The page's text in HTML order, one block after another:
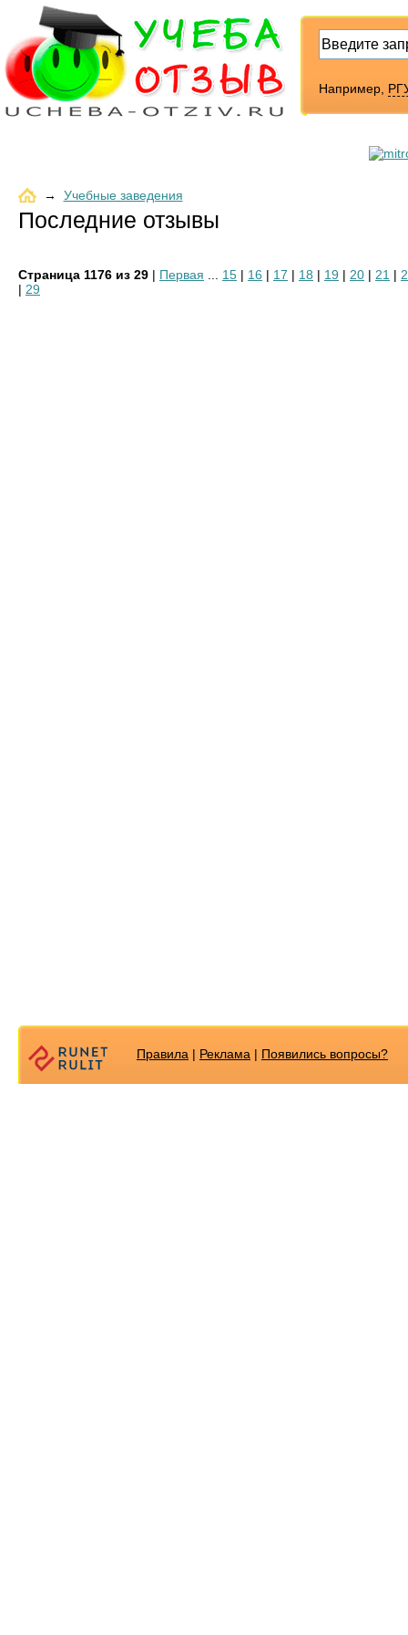
Например,
→ Учебные заведения
Последние отзывы
Страница 1176 из 29 | Первая 15 | 16 | 17 | 18 | 19 | 20 | 21 |
| 29
Правила | Реклама | Появилиcь вопросы?